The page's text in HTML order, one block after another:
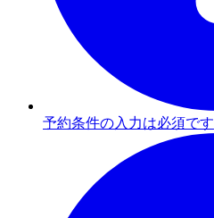
予約条件の入力は必須です